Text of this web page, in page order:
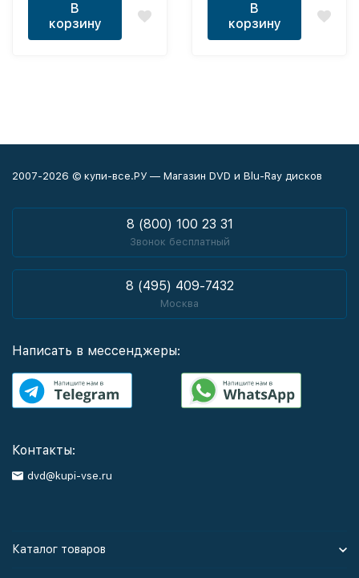
В
корзину
В
корзину
2007-2026 © купи-все.РУ — Магазин DVD и Blu-Ray дисков
8 (800) 100 23 31
Звонок бесплатный
8 (495) 409-7432
Москва
Написать в мессенджеры:
Контакты:
dvd@kupi-vse.ru
Каталог товаров